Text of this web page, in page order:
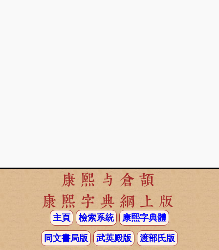
康熙与倉頡
康熙字典網上版
主頁 檢索系統 康熙字典體
同文書局版 武英殿版 渡部氏版